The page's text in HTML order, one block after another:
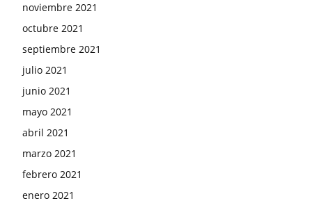
noviembre 2021
octubre 2021
septiembre 2021
julio 2021
junio 2021
mayo 2021
abril 2021
marzo 2021
febrero 2021
enero 2021